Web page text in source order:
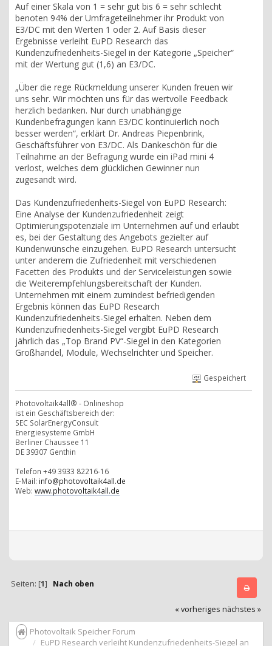
Auf einer Skala von 1 = sehr gut bis 6 = sehr schlecht
benoten 94% der Umfrageteilnehmer ihr Produkt von
E3/DC mit den Werten 1 oder 2. Auf Basis dieser
Ergebnisse verleiht EuPD Research das
Kundenzufriedenheits-Siegel in der Kategorie „Speicher“
mit der Wertung gut (1,6) an E3/DC.
„Über die rege Rückmeldung unserer Kunden freuen wir
uns sehr. Wir möchten uns für das wertvolle Feedback
herzlich bedanken. Nur durch unabhängige
Kundenbefragungen kann E3/DC kontinuierlich noch
besser werden“, erklärt Dr. Andreas Piepenbrink,
Geschäftsführer von E3/DC. Als Dankeschön für die
Teilnahme an der Befragung wurde ein iPad mini 4
verlost, welches dem glücklichen Gewinner nun
zugesandt wird.
Das Kundenzufriedenheits-Siegel von EuPD Research:
Eine Analyse der Kundenzufriedenheit zeigt
Optimierungspotenziale im Unternehmen auf und erlaubt
es, bei der Gestaltung des Angebots gezielter auf
Kundenwünsche einzugehen. EuPD Research untersucht
unter anderem die Zufriedenheit mit verschiedenen
Facetten des Produkts und der Serviceleistungen sowie
die Weiterempfehlungsbereitschaft der Kunden.
Unternehmen mit einem zumindest befriedigenden
Ergebnis können das EuPD Research
Kundenzufriedenheits-Siegel erhalten. Neben dem
Kundenzufriedenheits-Siegel vergibt EuPD Research
jährlich das „Top Brand PV“-Siegel in den Kategorien
Großhandel, Module, Wechselrichter und Speicher.
Gespeichert
Photovoltaik4all® - Onlineshop
ist ein Geschäftsbereich der:
SEC SolarEnergyConsult
Energiesysteme GmbH
Berliner Chaussee 11
DE 39307 Genthin
Telefon +49 3933 82216-16
E-Mail: info@photovoltaik4all.de
Web: www.photovoltaik4all.de
Seiten: [1] Nach oben
« vorheriges nächstes »
Photovoltaik Speicher Forum
EuPD Research verleiht Kundenzufriedenheits-Siegel an